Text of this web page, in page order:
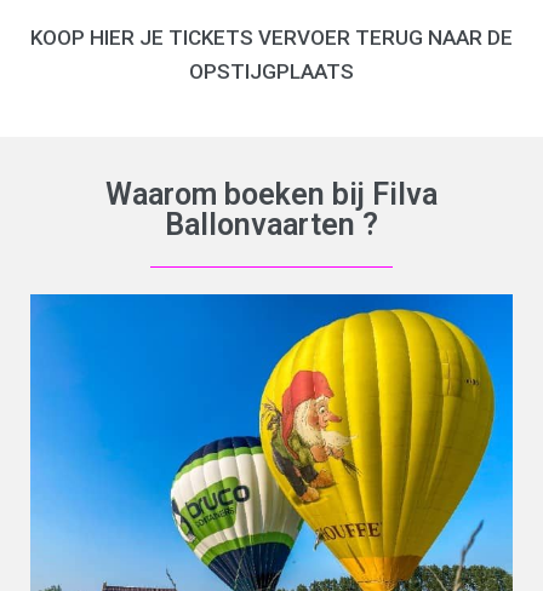
KOOP HIER JE TICKETS VERVOER TERUG NAAR DE
OPSTIJGPLAATS
Waarom boeken bij Filva
Ballonvaarten ?